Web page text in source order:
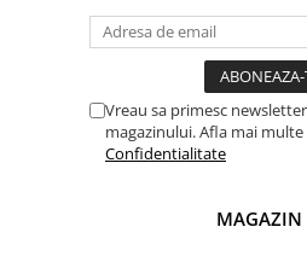
Vreau sa primesc
magazinului. Afla mai multe
Confidentialitate
MAGAZIN